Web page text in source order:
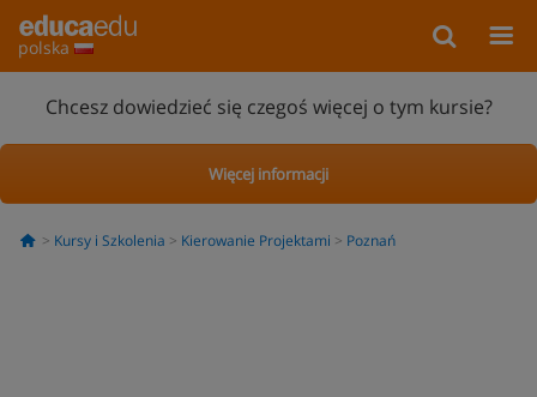
polska
Chcesz dowiedzieć się czegoś więcej o tym kursie?
Więcej informacji
Kursy i Szkolenia Kierowanie Projektami Poznań